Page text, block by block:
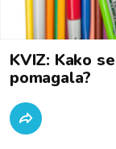
KVIZ: Kako
pomagala?